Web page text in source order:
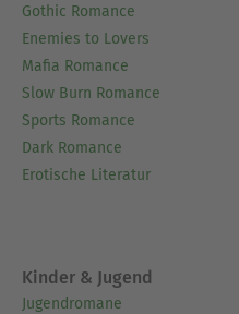
Gothic Romance
Enemies to Lovers
Mafia Romance
Slow Burn Romance
Sports Romance
Dark Romance
Erotische Literatur
Kinder & Jugend
Jugendromane